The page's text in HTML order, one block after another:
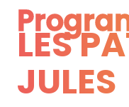
LES
JULES